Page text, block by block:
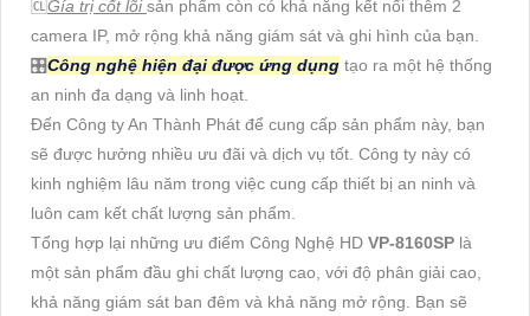
🆑Gía trị cốt lõisản phẩm còn có khả năng kết nối thêm 2
camera IP, mở rộng khả năng giám sát và ghi hình của bạn.
🎛Công nghệ hiện đại được ứng dụng tạo ra một hệ thống
an ninh đa dạng và linh hoạt.
Đến Công ty An Thành Phát để cung cấp sản phẩm này, bạn
sẽ được hưởng nhiều ưu đãi và dịch vụ tốt. Công ty này có
kinh nghiệm lâu năm trong việc cung cấp thiết bị an ninh và
luôn cam kết chất lượng sản phẩm.
Tổng hợp lại những ưu điểm Công Nghệ HD VP-8160SP là
một sản phẩm đầu ghi chất lượng cao, với độ phân giải cao,
khả năng giám sát ban đêm và khả năng mở rộng. Bạn sẽ